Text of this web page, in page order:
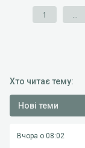
1
Хто читає тему:
Нові теми
Вчора о 08:02